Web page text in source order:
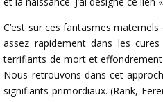
C’est sur ces fantasmes
assez rapidement dans les
terrifiants de mort et
Nous retrouvons dans cet
signifiants primordiaux. (Rank,